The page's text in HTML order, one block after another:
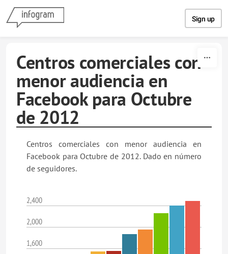
Sign up
Centros comerciales con
menor audiencia en
Facebook para Octubre
de 2012
Centros comerciales con menor audiencia en
Facebook para Octubre de 2012. Dado en número
de seguidores.
2,400
2,000
1,600